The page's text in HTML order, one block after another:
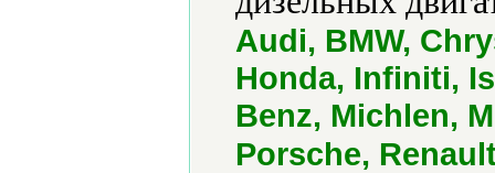
Audi, BMW,
Honda, Infiniti,
Benz, Michlen,
Porsche,